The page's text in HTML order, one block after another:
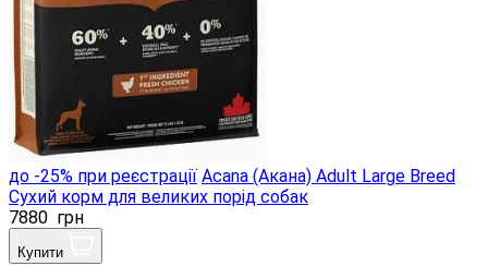
до -25% при реєстрації Acana (Акана) Adult Large Breed
Сухий корм для великих порід собак
7880 грн
Купити